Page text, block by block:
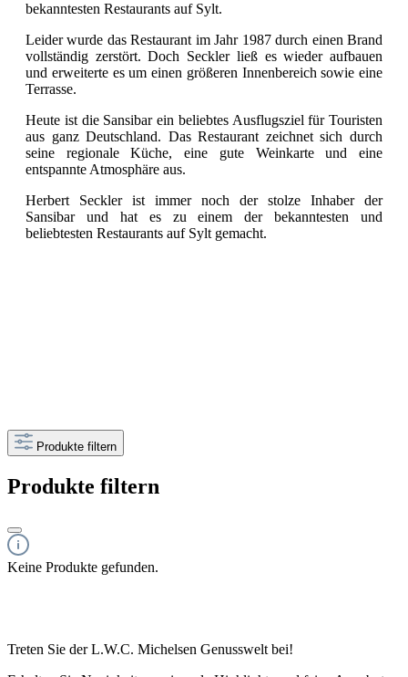
bekanntesten Restaurants auf Sylt.
Leider wurde das Restaurant im Jahr 1987 durch einen Brand
vollständig zerstört. Doch Seckler ließ es wieder aufbauen
und erweiterte es um einen größeren Innenbereich sowie eine
Terrasse.
Heute ist die Sansibar ein beliebtes Ausflugsziel für Touristen
aus ganz Deutschland. Das Restaurant zeichnet sich durch
seine regionale Küche, eine gute Weinkarte und eine
entspannte Atmosphäre aus.
Herbert Seckler ist immer noch der stolze Inhaber der
Sansibar und hat es zu einem der bekanntesten und
beliebtesten Restaurants auf Sylt gemacht.
Produkte filtern
Produkte filtern
Keine Produkte gefunden.
Treten Sie der L.W.C. Michelsen Genusswelt bei!